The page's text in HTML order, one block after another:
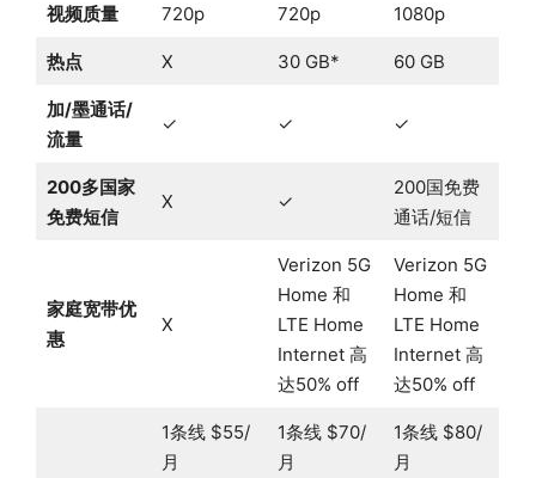
视频质量 720p 720p 1080p
热点 X 30 GB* 60 GB
加/墨通话/
流量
✓ ✓ ✓
200多国家
免费短信
X ✓
200国免费
通话/短信
家庭宽带优
惠
X
Verizon 5G
Home 和
LTE Home
Internet 高
达50% off
Verizon 5G
Home 和
LTE Home
Internet 高
达50% off
1条线 $55/
月
1条线 $70/
月
1条线 $80/
月